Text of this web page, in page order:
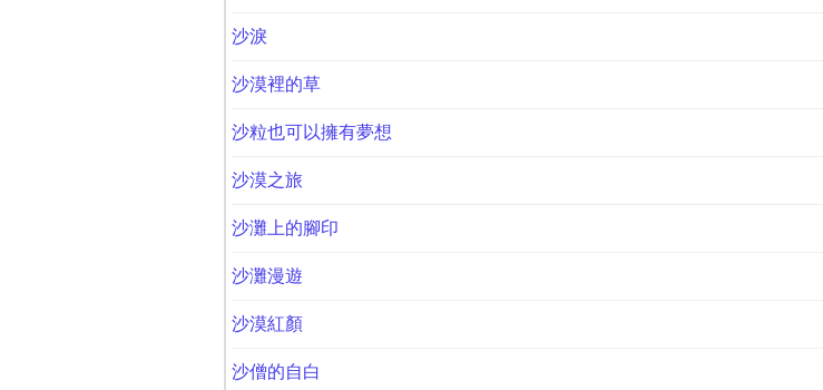
沙淚
沙漠裡的草
沙粒也可以擁有夢想
沙漠之旅
沙灘上的腳印
沙灘漫遊
沙漠紅顏
沙僧的自白